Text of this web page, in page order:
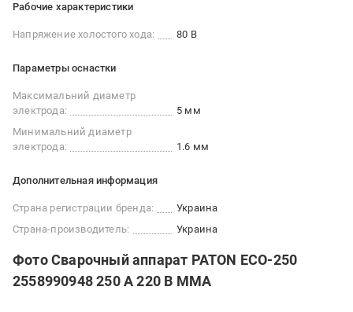
Рабочие характеристики
Напряжение холостого хода: 80 В
Параметры оснастки
Максимальний диаметр
электрода:
5 мм
Минимальний диаметр
электрода:
1.6 мм
Дополнительная информация
Страна регистрации бренда:
Украина
Страна-производитель:
Украина
Фото Сварочный аппарат PATON ECO-250
2558990948 250 А 220 В MMA